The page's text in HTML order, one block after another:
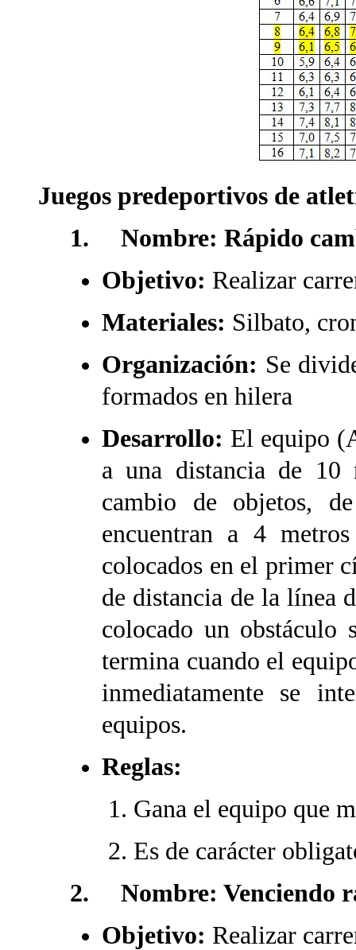
Juegos predeportivos de
1. Nombre: Rápido
Objetivo: Realizar
Materiales: Silbato,
Organización: Se
formados en hilera
Desarrollo: El equipo
a una distancia de
cambio de objetos,
encuentran a 4
colocados en el primer
de distancia de la línea
colocado un obstáculo
termina cuando el
inmediatamente se
equipos.
Reglas:
Gana el equipo que
Es de carácter
2. Nombre: Venciendo
Objetivo: Realizar